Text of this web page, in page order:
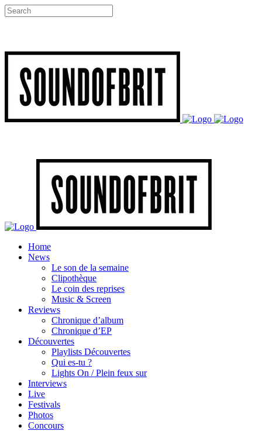
Home
News
Le son de la semaine
Clipothèque
Le coin des reprises
Music & Screen
Reviews
Chronique d’album
Chronique d’EP
Découvertes
Playlists Découvertes
Qui es-tu ?
Lights On / Plein feux sur
Interviews
Live
Festivals
Photos
Concours